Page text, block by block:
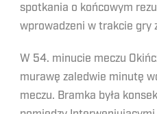
spotkania o końcowym
wprowadzeni w trakcie gry
W 54. minucie meczu
murawę zaledwie minutę
meczu. Bramka była